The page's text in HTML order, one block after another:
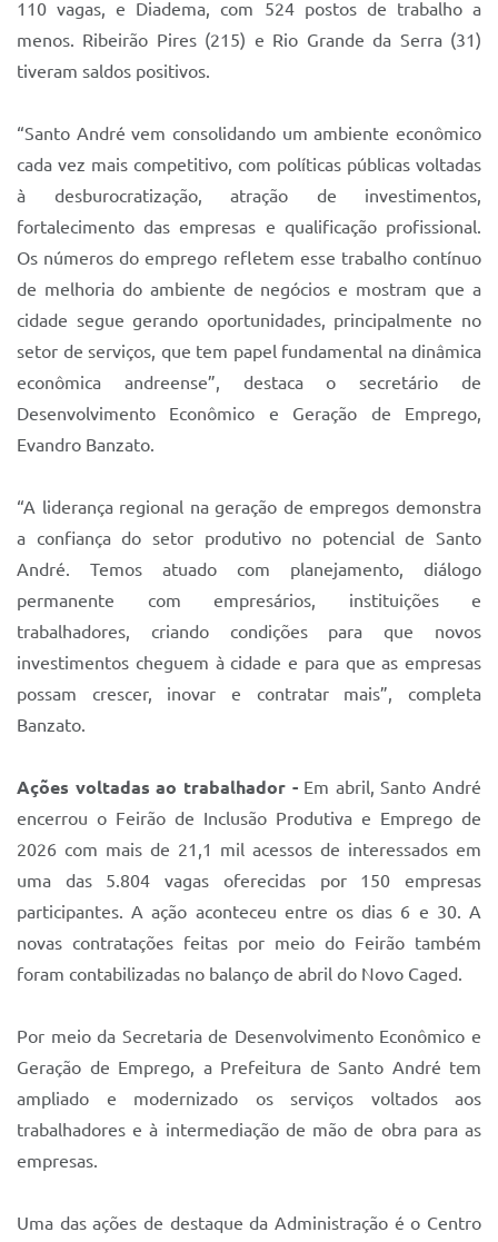
110 vagas, e Diadema, com 524 postos de trabalho a
menos. Ribeirão Pires (215) e Rio Grande da Serra (31)
tiveram saldos positivos.
“Santo André vem consolidando um ambiente econômico
cada vez mais competitivo, com políticas públicas voltadas
à desburocratização, atração de investimentos,
fortalecimento das empresas e qualificação profissional.
Os números do emprego refletem esse trabalho contínuo
de melhoria do ambiente de negócios e mostram que a
cidade segue gerando oportunidades, principalmente no
setor de serviços, que tem papel fundamental na dinâmica
econômica andreense”, destaca o secretário de
Desenvolvimento Econômico e Geração de Emprego,
Evandro Banzato.
“A liderança regional na geração de empregos demonstra
a confiança do setor produtivo no potencial de Santo
André. Temos atuado com planejamento, diálogo
permanente com empresários, instituições e
trabalhadores, criando condições para que novos
investimentos cheguem à cidade e para que as empresas
possam crescer, inovar e contratar mais”, completa
Banzato.
Ações voltadas ao trabalhador -Em abril, Santo André
encerrou o Feirão de Inclusão Produtiva e Emprego de
2026 com mais de 21,1 mil acessos de interessados em
uma das 5.804 vagas oferecidas por 150 empresas
participantes. A ação aconteceu entre os dias 6 e 30. A
novas contratações feitas por meio do Feirão também
foram contabilizadas no balanço de abril do Novo Caged.
Por meio da Secretaria de Desenvolvimento Econômico e
Geração de Emprego, a Prefeitura de Santo André tem
ampliado e modernizado os serviços voltados aos
trabalhadores e à intermediação de mão de obra para as
empresas.
Uma das ações de destaque da Administração é o Centro